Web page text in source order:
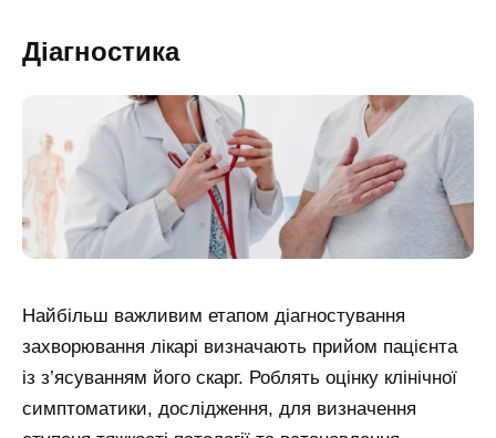
Діагностика
Найбільш важливим етапом діагностування
захворювання лікарі визначають прийом пацієнта
із з’ясуванням його скарг. Роблять оцінку клінічної
симптоматики, дослідження, для визначення